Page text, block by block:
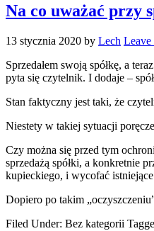
Na co uważać przy
13 stycznia 2020 by Lech Leave
Sprzedałem swoją spółkę, a
pyta się czytelnik. I dodaje –
Stan faktyczny jest taki, że
Niestety w takiej sytuacji
Czy można się przed tym
sprzedażą spółki, a konkretnie
kupieckiego, i wycofać
Dopiero po takim
Filed Under: Bez kategorii